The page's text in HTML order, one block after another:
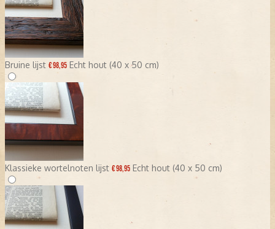
Bruine lijst € 98,95 Echt hout (40 x 50 cm)
Klassieke wortelnoten lijst € 98,95 Echt hout (40 x 50 cm)